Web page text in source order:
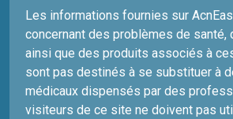
Les informations fournies sur
concernant des problèmes de santé,
ainsi que des produits associés à
sont pas destinés à se substituer à
médicaux dispensés par des
visiteurs de ce site ne doivent pas